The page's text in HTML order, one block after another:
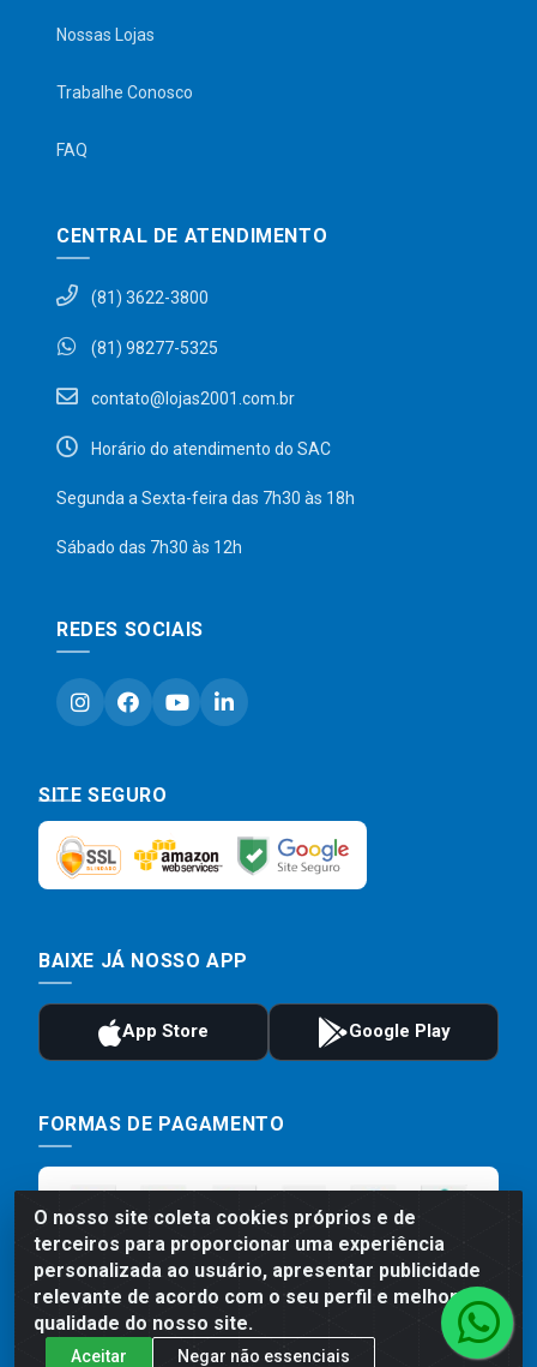
O nosso site coleta cookies próprios e de
terceiros para proporcionar uma experiência
personalizada ao usuário, apresentar publicidade
relevante de acordo com o seu perfil e melhorar a
qualidade do nosso site.
Aceitar Negar não essenciais
Nossas Lojas
Trabalhe Conosco
FAQ
CENTRAL DE ATENDIMENTO
(81) 3622-3800
(81) 98277-5325
contato@lojas2001.com.br
Horário do atendimento do SAC
Segunda a Sexta-feira das 7h30 às 18h
Sábado das 7h30 às 12h
REDES SOCIAIS
SITE SEGURO
BAIXE JÁ NOSSO APP
FORMAS DE PAGAMENTO